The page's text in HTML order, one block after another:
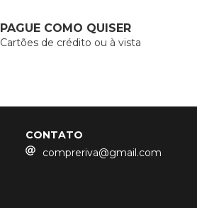
PAGUE COMO QUISER
Cartões de crédito ou à vista
CONTATO
compreriva@gmail.com